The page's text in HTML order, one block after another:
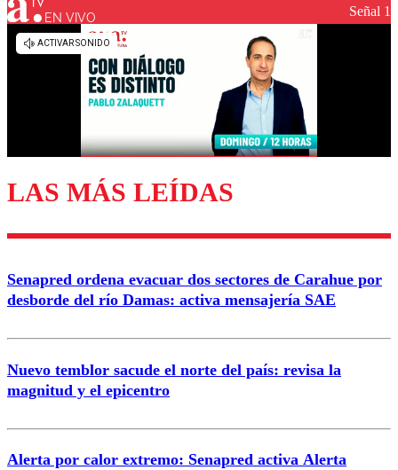
EN VIVO Señal 1
LAS MÁS LEÍDAS
Senapred ordena evacuar dos sectores de Carahue por
desborde del río Damas: activa mensajería SAE
Nuevo temblor sacude el norte del país: revisa la
magnitud y el epicentro
Alerta por calor extremo: Senapred activa Alerta